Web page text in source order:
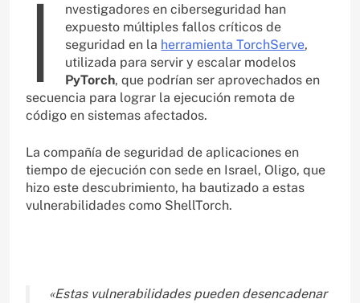
I
nvestigadores en ciberseguridad han
expuesto múltiples fallos críticos de
seguridad en la herramienta TorchServe,
utilizada para servir y escalar modelos
PyTorch, que podrían ser aprovechados en
secuencia para lograr la ejecución remota de
código en sistemas afectados.
La compañía de seguridad de aplicaciones en
tiempo de ejecución con sede en Israel, Oligo, que
hizo este descubrimiento, ha bautizado a estas
vulnerabilidades como ShellTorch.
«Estas vulnerabilidades pueden desencadenar